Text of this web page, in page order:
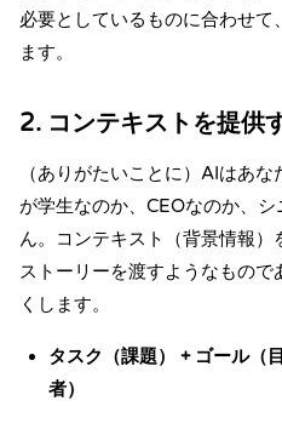
必要としているものに合わせ
ます。
2. コンテキストを提供
（ありがたいことに）AIはあ
が学生なのか、CEOなのか、
ん。コンテキスト（背景情報
ストーリーを渡すようなもの
くします。
タスク（課題） + ゴール（
者）